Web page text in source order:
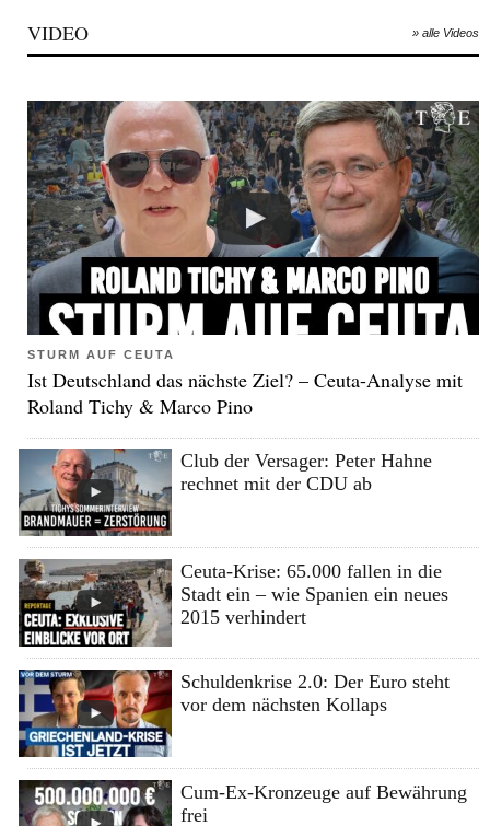
VIDEO » alle Videos
STURM AUF CEUTA
Ist Deutschland das nächste Ziel? – Ceuta-Analyse mit
Roland Tichy & Marco Pino
Club der Versager: Peter Hahne
rechnet mit der CDU ab
Ceuta-Krise: 65.000 fallen in die
Stadt ein – wie Spanien ein neues
2015 verhindert
Schuldenkrise 2.0: Der Euro steht
vor dem nächsten Kollaps
Cum-Ex-Kronzeuge auf Bewährung
frei